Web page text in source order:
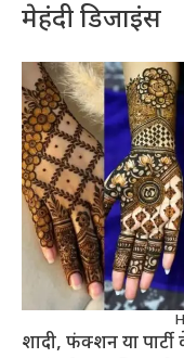
मेहंदी डिजाइंस
शादी, फंक्शन या